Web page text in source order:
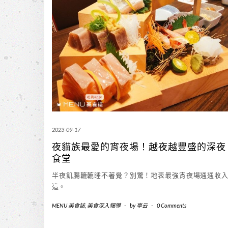
2023-09-17
夜貓族最愛的宵夜場！越夜越豐盛的深夜
食堂
半夜飢腸轆轆睡不著覺？別驚！地表最強宵夜場通通收
這。
MENU 美食誌, 美食深入報導 - by亭云 - 0 Comments